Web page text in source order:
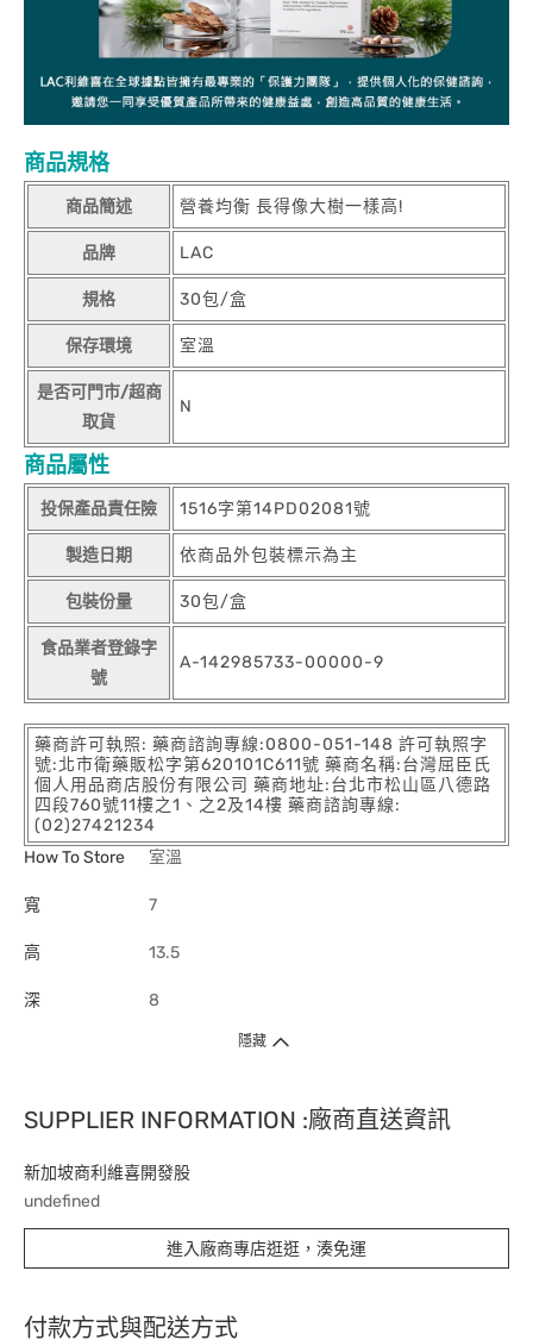
商品規格
商品簡述 營養均衡 長得像大樹一樣高!
品牌 LAC
規格 30包/盒
保存環境 室溫
是否可門市/超商
取貨
N
商品屬性
投保產品責任險 1516字第14PD02081號
製造日期 依商品外包裝標示為主
包裝份量 30包/盒
食品業者登錄字
號
A-142985733-00000-9
藥商許可執照: 藥商諮詢專線:0800-051-148 許可執照字
號:北市衛藥販松字第620101C611號 藥商名稱:台灣屈臣氏
個人用品商店股份有限公司 藥商地址:台北市松山區八德路
四段760號11樓之1、之2及14樓 藥商諮詢專線:
(02)27421234
How To Store
室溫
寬 7
高 13.5
深 8
隱藏
SUPPLIER INFORMATION :廠商直送資訊
新加坡商利維喜開發股
undefined
進入廠商專店逛逛，湊免運
付款方式與配送方式